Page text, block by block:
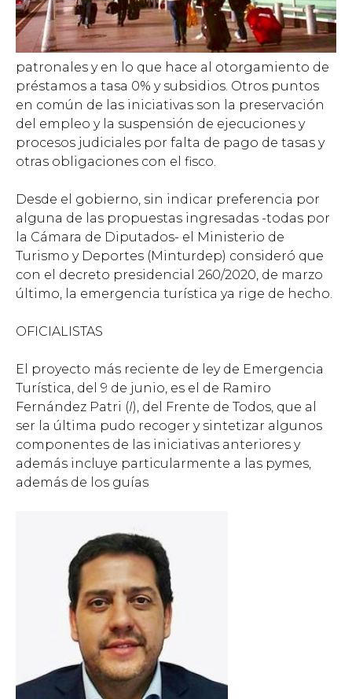
patronales y en lo que hace al otorgamiento de
préstamos a tasa 0% y subsidios. Otros puntos
en común de las iniciativas son la preservación
del empleo y la suspensión de ejecuciones y
procesos judiciales por falta de pago de tasas y
otras obligaciones con el fisco.
Desde el gobierno, sin indicar preferencia por
alguna de las propuestas ingresadas -todas por
la Cámara de Diputados- el Ministerio de
Turismo y Deportes (Minturdep) consideró que
con el decreto presidencial 260/2020, de marzo
último, la emergencia turística ya rige de hecho.
OFICIALISTAS
El proyecto más reciente de ley de Emergencia
Turística, del 9 de junio, es el de Ramiro
Fernández Patri (I), del Frente de Todos, que al
ser la última pudo recoger y sintetizar algunos
componentes de las iniciativas anteriores y
además incluye particularmente a las pymes,
además de los guías